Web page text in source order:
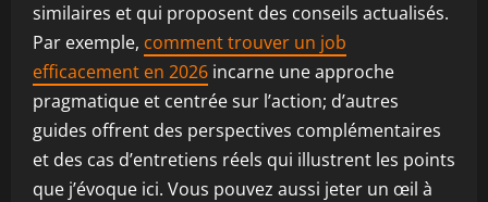
similaires et qui proposent des conseils actualisés.
Par exemple, comment trouver un job
efficacement en 2026 incarne une approche
pragmatique et centrée sur l’action; d’autres
guides offrent des perspectives complémentaires
et des cas d’entretiens réels qui illustrent les points
que j’évoque ici. Vous pouvez aussi jeter un œil à